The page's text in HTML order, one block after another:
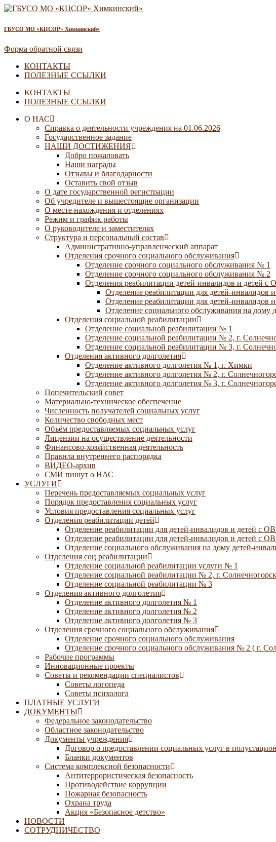
ГБУСО МО «КЦСОР» Химкинский»
Форма обратной связи
КОНТАКТЫ
ПОЛЕЗНЫЕ ССЫЛКИ
КОНТАКТЫ
ПОЛЕЗНЫЕ ССЫЛКИ
О НАС
Справка о деятельности учреждения на 01.06.2026
Государственное задание
НАШИ ДОСТИЖЕНИЯ
Добро пожаловать
Наши награды
Отзывы и благодарности
Оставить свой отзыв
О дате государственной регистрации
Об учредителе и вышестоящие организации
О месте нахождения и отделениях
Режим и график работы
О руководителе и заместителях
Структура и персональный состав
Административно-управленческий аппарат
Отделения срочного социального обслуживания
Отделение срочного социального обслуживания № 1
Отделение срочного социального обслуживания № 2
Отделения реабилитации детей-инвалидов и детей с
Отделение реабилитации для детей-инвалидов
Отделение реабилитации для детей-инвалидов
Отделение социального обслуживания на дому
Отделения социальной реабилитации
Отделение социальной реабилитации № 1
Отделение социальной реабилитации № 2, г.
Отделение социальной реабилитации № 3, г.
Отделения активного долголетия
Отделение активного долголетия № 1, г. Химки
Отделение активного долголетия № 2, г.
Отделение активного долголетия № 3, г.
Попечительский совет
Материально-техническое обеспечение
Численность получателей социальных услуг
Количество свободных мест
Объём предоставляемых социальных услуг
Лицензии на осуществление деятельности
Финансово-хозяйственная деятельность
Правила внутреннего распорядка
ВИДЕО-архив
СМИ пишут о НАС
УСЛУГИ
Перечень предоставляемых социальных услуг
Порядок предоставления социальных услуг
Условия предоставления социальных услуг
Отделения реабилитации детей
Отделение реабилитации для детей-инвалидов и детей с
Отделение реабилитации для детей-инвалидов и детей с
Отделение социального обслуживания на дому детей-
Отделения соц реабилитации
Отделение социальной реабилитации услуги № 1
Отделение социальной реабилитации № 2, г. Солнечногорск
Отделение социальной реабилитации № 3
Отделения активного долголетия
Отделение активного долголетия № 1
Отделение активного долголетия № 2
Отделение активного долголетия № 3
Отделения срочного социального обслуживания
Отделение срочного социального обслуживания
Отделение срочного социального обслуживания № 2 ( г.
Рабочие программы
Инновационные проекты
Советы и рекомендации специалистов
Советы логопеда
Советы психолога
ПЛАТНЫЕ УСЛУГИ
ДОКУМЕНТЫ
Федеральное законодательство
Областное законодательство
Документы учреждения
Договор о предоставлении социальных услуг в
Бланки документов
Система комплексной безопасности
Антитеррористическая безопасность
Противодействие коррупции
Пожарная безопасность
Охрана труда
Акция «Безопасное детство»
НОВОСТИ
СОТРУДНИЧЕСТВО